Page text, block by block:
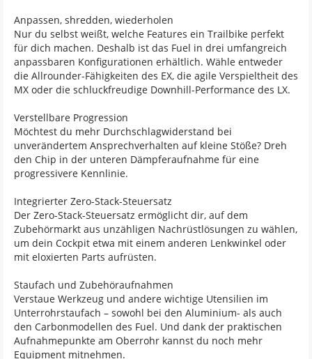
Anpassen, shredden, wiederholen
Nur du selbst weißt, welche Features ein Trailbike perfekt
für dich machen. Deshalb ist das Fuel in drei umfangreich
anpassbaren Konfigurationen erhältlich. Wähle entweder
die Allrounder-Fähigkeiten des EX, die agile Verspieltheit des
MX oder die schluckfreudige Downhill-Performance des LX.
Verstellbare Progression
Möchtest du mehr Durchschlagwiderstand bei
unverändertem Ansprechverhalten auf kleine Stöße? Dreh
den Chip in der unteren Dämpferaufnahme für eine
progressivere Kennlinie.
Integrierter Zero-Stack-Steuersatz
Der Zero-Stack-Steuersatz ermöglicht dir, auf dem
Zubehörmarkt aus unzähligen Nachrüstlösungen zu wählen,
um dein Cockpit etwa mit einem anderen Lenkwinkel oder
mit eloxierten Parts aufrüsten.
Staufach und Zubehöraufnahmen
Verstaue Werkzeug und andere wichtige Utensilien im
Unterrohrstaufach – sowohl bei den Aluminium- als auch
den Carbonmodellen des Fuel. Und dank der praktischen
Aufnahmepunkte am Oberrohr kannst du noch mehr
Equipment mitnehmen.